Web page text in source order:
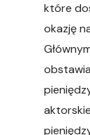
które
okazję